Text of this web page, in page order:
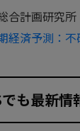
合計画研究所
期経済予測：
も最新情